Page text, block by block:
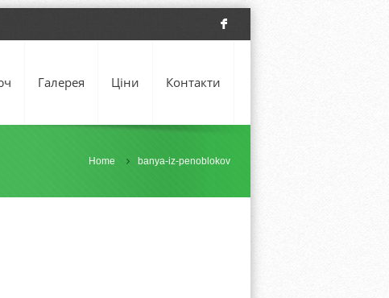
F
Галерея Ціни Контакти
Home banya-iz-penoblokov